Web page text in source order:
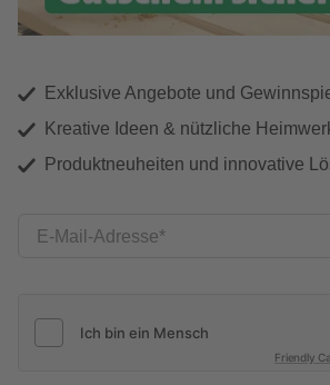
Exklusive Angebote und
Kreative Ideen & nützliche
Produktneuheiten und innovative
E-Mail-Adresse
Friendly